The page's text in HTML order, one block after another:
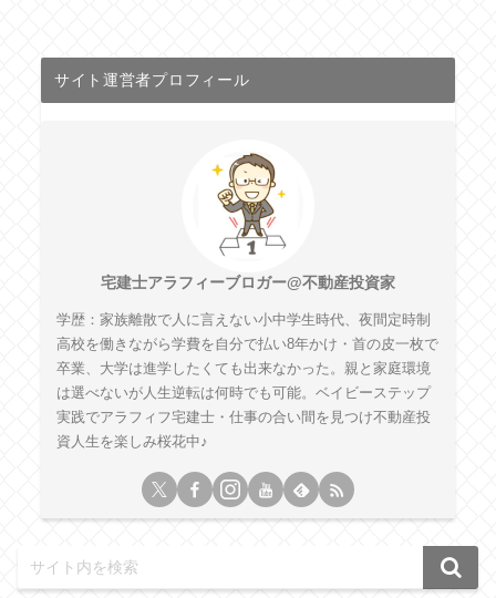
サイト運営者プロフィール
宅建士アラフィーブロガー@不動産投資家
学歴：家族離散で人に言えない小中学生時代、夜間定時制
高校を働きながら学費を自分で払い8年かけ・首の皮一枚で
卒業、大学は進学したくても出来なかった。親と家庭環境
は選べないが人生逆転は何時でも可能。ベイビーステップ
実践でアラフィフ宅建士・仕事の合い間を見つけ不動産投
資人生を楽しみ桜花中♪